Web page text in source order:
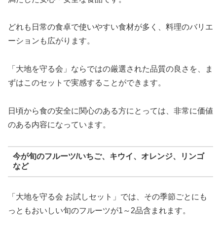
どれも日常の食卓で使いやすい食材が多く、料理のバリエ
ーションも広がります。
「大地を守る会」ならではの厳選された品質の良さを、ま
ずはこのセットで実感することができます。
日頃から食の安全に関心のある方にとっては、非常に価値
のある内容になっています。
今が旬のフルーツ/いちご、キウイ、オレンジ、リンゴ
など
「大地を守る会 お試しセット」では、その季節ごとにも
っともおいしい旬のフルーツが1～2品含まれます。